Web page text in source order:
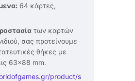
64 κάρτες,
των καρτών
σας προτείνουμε
θήκες με
63×88 mm.
product/s